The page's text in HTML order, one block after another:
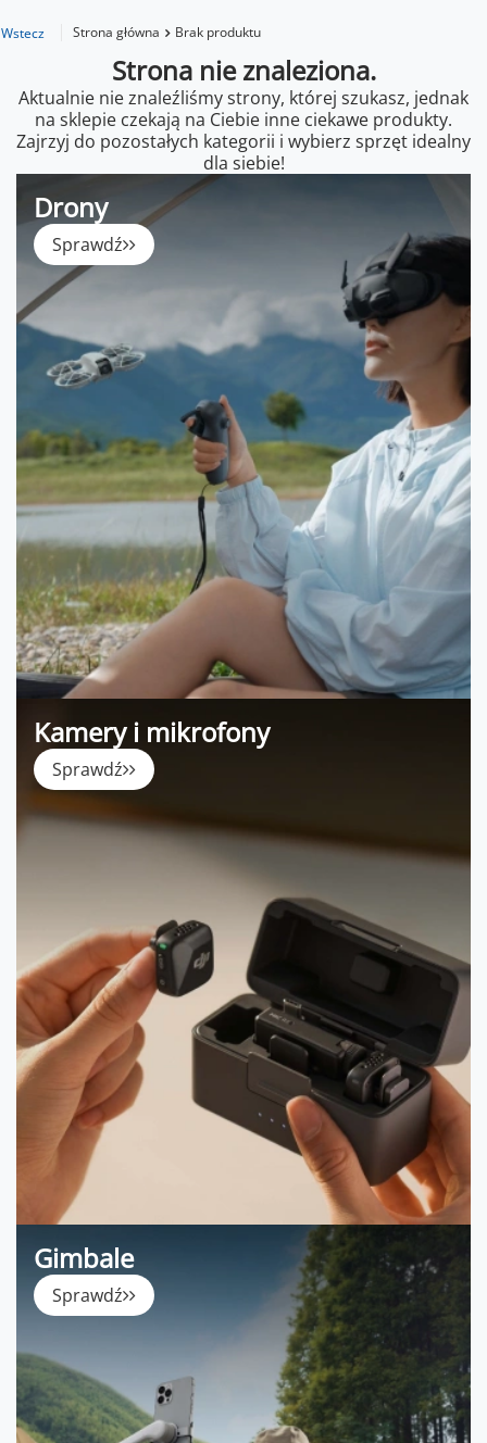
Wstecz Strona główna Brak produktu
Strona nie znaleziona.
Aktualnie nie znaleźliśmy strony, której szukasz, jednak
na sklepie czekają na Ciebie inne ciekawe produkty.
Zajrzyj do pozostałych kategorii i wybierz sprzęt idealny
dla siebie!
Drony
Sprawdź
Kamery i mikrofony
Sprawdź
Gimbale
Sprawdź